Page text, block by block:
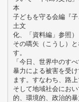
本
子どもを守る会編『
土文
化、「資料編」参照）
その嚆矢（こうし）
す。
「今日、世界中のす
暴力による被害を受
ます。すなわち、路
そして地域社会にお
的、環境的、政治的